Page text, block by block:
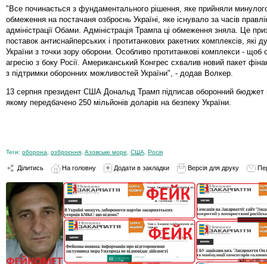
"Все починається з фундаментального рішення, яке прийняли
обмеження на постачаня озброєнь Україні, яке існувало за часів
адміністрації Обами. Адміністрація Трампа ці обмеження зняла. Це
поставок антиснайперських і протитанкових ракетних комплексів, які
України з точки зору оборони. Особливо протитанкові комплекси - щоб
агресію з боку Росії. Американський Конгрес схвалив новий пакет
з підтримки оборонних можливостей України", - додав Волкер.
13 серпня президент США Дональд Трамп підписав оборонний бюджет
якому передбачено 250 мільйонів доларів на безпеку України.
Теги: оборона озброєння Азовське море США Росія
Ділитись На головну Додати в закладки Версія для друку